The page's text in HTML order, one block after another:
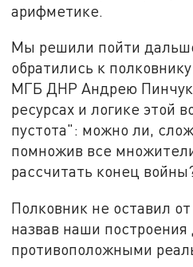
арифметике.
Мы решили пойти
обратились к
МГБ ДНР Андрею
ресурсах и логике этой
пустота": можно ли,
помножив все
рассчитать конец
Полковник не оставил
назвав наши
противоположными